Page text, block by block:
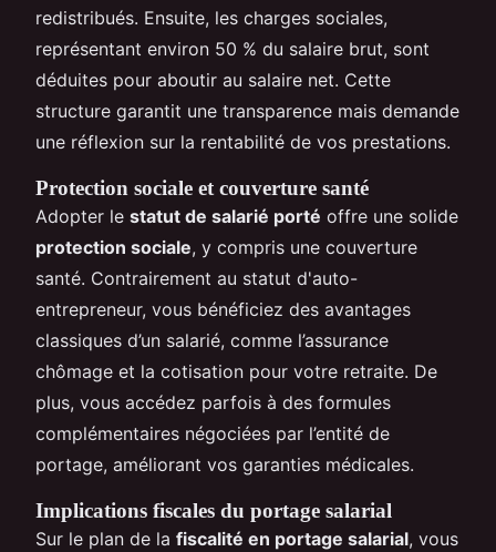
redistribués. Ensuite, les charges sociales,
représentant environ 50 % du salaire brut, sont
déduites pour aboutir au salaire net. Cette
structure garantit une transparence mais demande
une réflexion sur la rentabilité de vos prestations.
Protection sociale et couverture santé
Adopter le statut de salarié porté offre une solide
protection sociale, y compris une couverture
santé. Contrairement au statut d'auto-
entrepreneur, vous bénéficiez des avantages
classiques d’un salarié, comme l’assurance
chômage et la cotisation pour votre retraite. De
plus, vous accédez parfois à des formules
complémentaires négociées par l’entité de
portage, améliorant vos garanties médicales.
Implications fiscales du portage salarial
Sur le plan de la fiscalité en portage salarial, vous